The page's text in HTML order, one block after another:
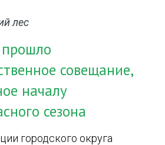
лес
совещание,
началу
сезона
городского округа